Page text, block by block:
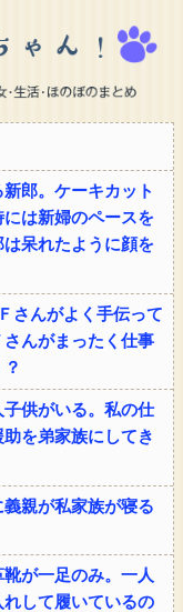
郎。ケーキカット
は新婦のペースを
呆れたように顔を
さんがよく手伝って
んがまったく仕事
供がいる。私の仕
を弟家族にしてき
親が私家族が寝る
が一足のみ。一人
して履いているの